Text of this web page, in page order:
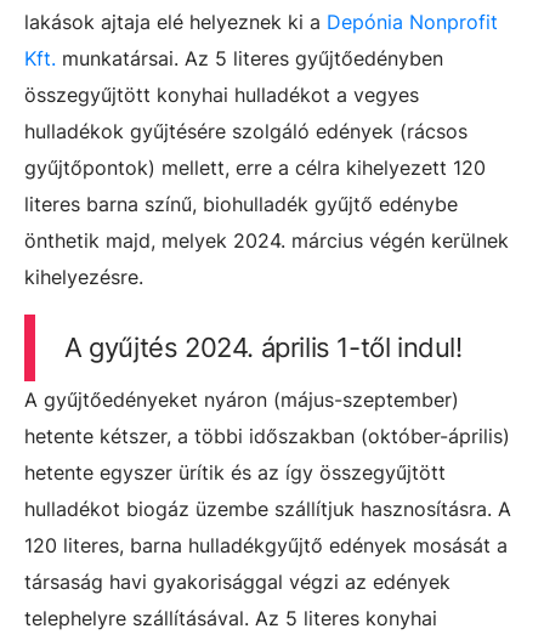
lakások ajtaja elé helyeznek ki a Depónia Nonprofit
Kft. munkatársai. Az 5 literes gyűjtőedényben
összegyűjtött konyhai hulladékot a vegyes
hulladékok gyűjtésére szolgáló edények (rácsos
gyűjtőpontok) mellett, erre a célra kihelyezett 120
literes barna színű, biohulladék gyűjtő edénybe
önthetik majd, melyek 2024. március végén kerülnek
kihelyezésre.
A gyűjtés 2024. április 1-től indul!
A gyűjtőedényeket nyáron (május-szeptember)
hetente kétszer, a többi időszakban (október-április)
hetente egyszer ürítik és az így összegyűjtött
hulladékot biogáz üzembe szállítjuk hasznosításra. A
120 literes, barna hulladékgyűjtő edények mosását a
társaság havi gyakorisággal végzi az edények
telephelyre szállításával. Az 5 literes konyhai